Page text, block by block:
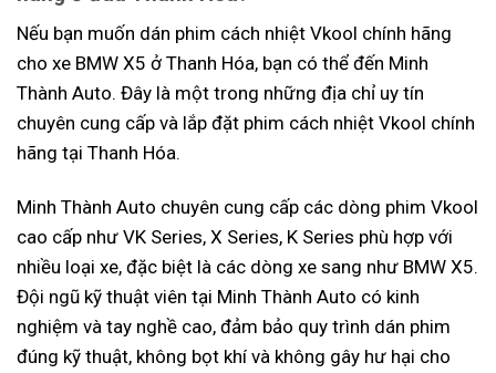
Nếu bạn muốn dán phim cách nhiệt Vkool chính hãng
cho xe BMW X5 ở Thanh Hóa, bạn có thể đến Minh
Thành Auto. Đây là một trong những địa chỉ uy tín
chuyên cung cấp và lắp đặt phim cách nhiệt Vkool chính
hãng tại Thanh Hóa.
Minh Thành Auto chuyên cung cấp các dòng phim Vkool
cao cấp như VK Series, X Series, K Series phù hợp với
nhiều loại xe, đặc biệt là các dòng xe sang như BMW X5.
Đội ngũ kỹ thuật viên tại Minh Thành Auto có kinh
nghiệm và tay nghề cao, đảm bảo quy trình dán phim
đúng kỹ thuật, không bọt khí và không gây hư hại cho